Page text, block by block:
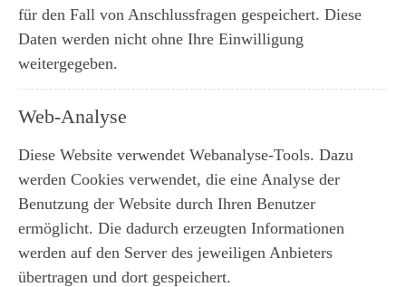
für den Fall von Anschlussfragen gespeichert. Diese
Daten werden nicht ohne Ihre Einwilligung
weitergegeben.
Web-Analyse
Diese Website verwendet Webanalyse-Tools. Dazu
werden Cookies verwendet, die eine Analyse der
Benutzung der Website durch Ihren Benutzer
ermöglicht. Die dadurch erzeugten Informationen
werden auf den Server des jeweiligen Anbieters
übertragen und dort gespeichert.